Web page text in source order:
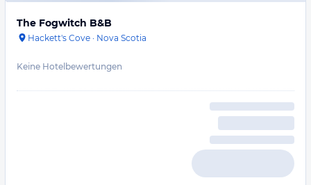
The Fogwitch B&B
Hackett's Cove · Nova Scotia
Keine Hotelbewertungen